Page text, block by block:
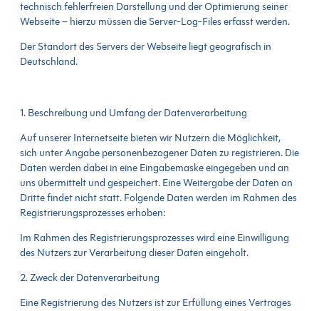
technisch fehlerfreien Darstellung und der Optimierung seiner
Webseite – hierzu müssen die Server-Log-Files erfasst werden.
Der Standort des Servers der Webseite liegt geografisch in
Deutschland.
1. Beschreibung und Umfang der Datenverarbeitung
Auf unserer Internetseite bieten wir Nutzern die Möglichkeit,
sich unter Angabe personenbezogener Daten zu registrieren. Die
Daten werden dabei in eine Eingabemaske eingegeben und an
uns übermittelt und gespeichert. Eine Weitergabe der Daten an
Dritte findet nicht statt. Folgende Daten werden im Rahmen des
Registrierungsprozesses erhoben:
Im Rahmen des Registrierungsprozesses wird eine Einwilligung
des Nutzers zur Verarbeitung dieser Daten eingeholt.
2. Zweck der Datenverarbeitung
Eine Registrierung des Nutzers ist zur Erfüllung eines Vertrages